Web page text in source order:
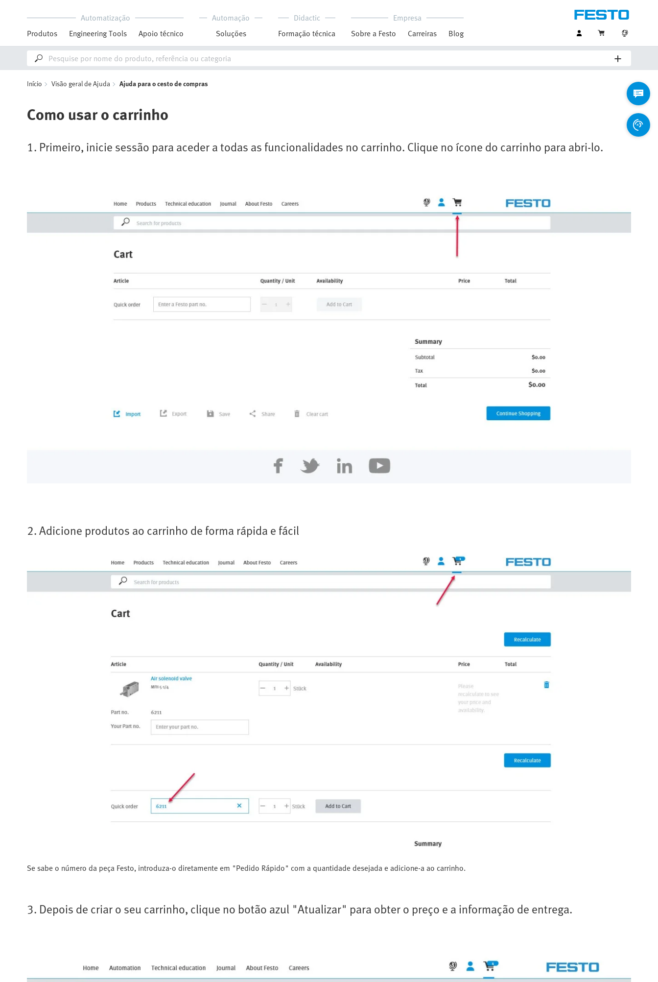
Automatização
Produtos
Engineering Tools Apoio técnico
Automação
Soluções
Didactic
Formação técnica
Empresa
Sobre a Festo
Carreiras Blog
Início Visão geral de Ajuda Ajuda para o cesto de compras
Como usar o carrinho
1. Primeiro, inicie sessão para aceder a todas as funcionalidades no carrinho. Clique no ícone do carrinho para abri-lo.
2. Adicione produtos ao carrinho de forma rápida e fácil
Se sabe o número da peça Festo, introduza-o diretamente em "Pedido Rápido" com a quantidade desejada e adicione-a ao carrinho.
3. Depois de criar o seu carrinho, clique no botão azul "Atualizar" para obter o preço e a informação de entrega.